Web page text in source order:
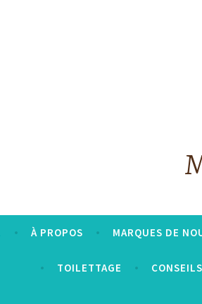
À PROPOS MARQUES DE
TOILETTAGE CONSEILS